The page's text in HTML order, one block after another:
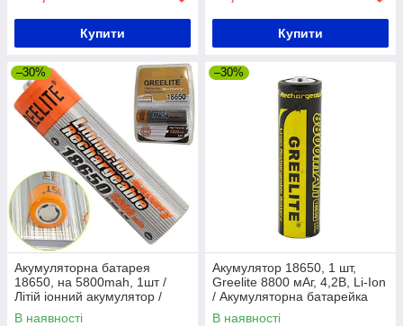
Купити Купити
–30%
Акумуляторна батарея
18650, на 5800mah, 1шт /
Літій іонний акумулятор /
Високострумова батарейка
В наявності
–30%
Акумулятор 18650, 1 шт,
Greelite 8800 мАг, 4,2В, Li-Ion
/ Акумуляторна батарейка
В наявності